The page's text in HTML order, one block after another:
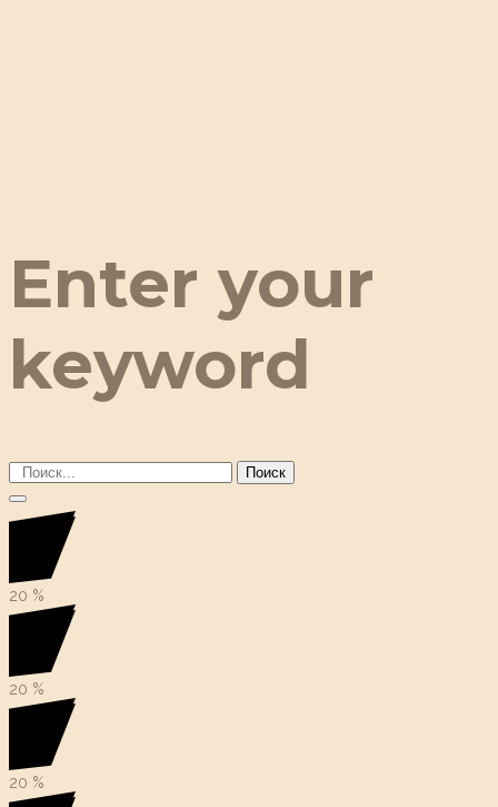
Enter your
keyword
Поиск
20 %
20 %
20 %